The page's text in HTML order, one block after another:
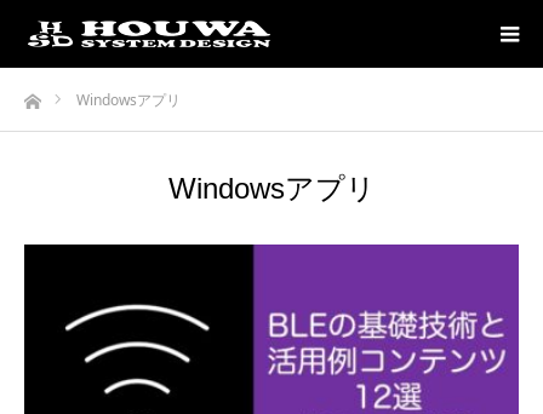
ホームWindowsアプリ
Windowsアプリ